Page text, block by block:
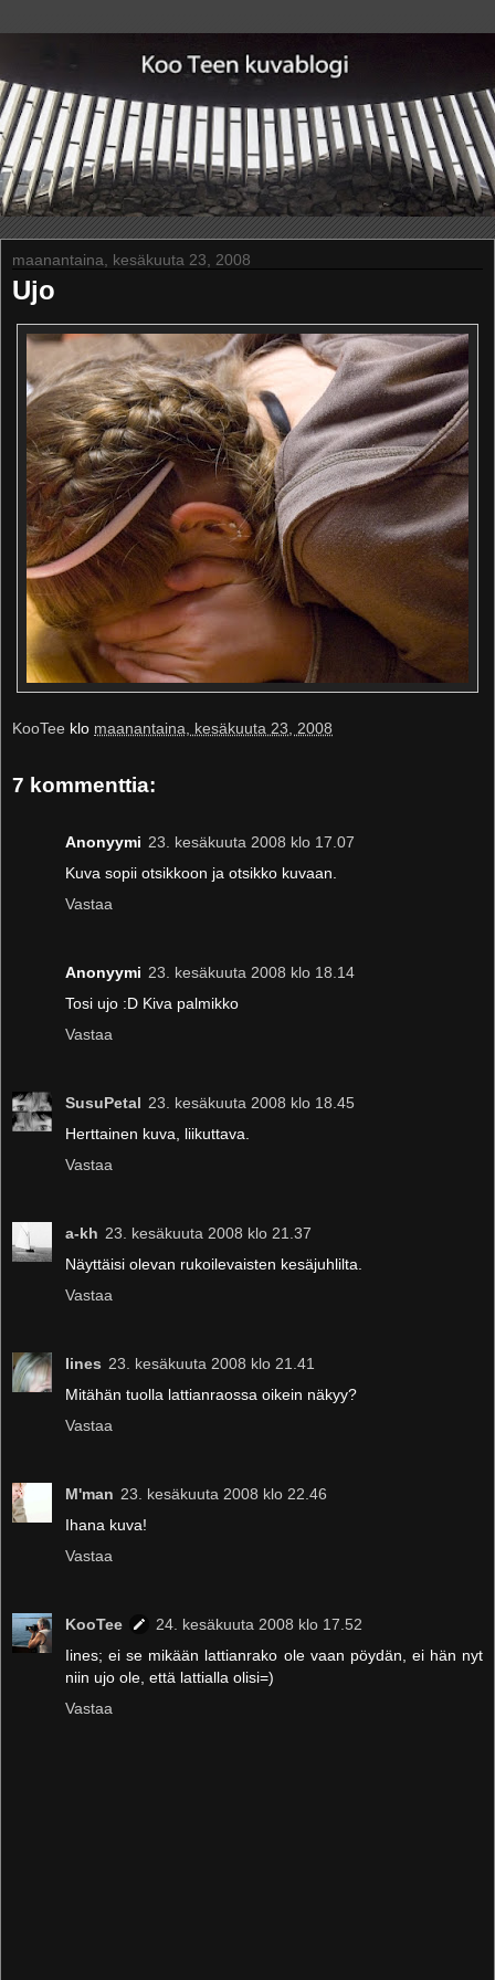
maanantaina, kesäkuuta 23, 2008
Ujo
KooTee klo maanantaina, kesäkuuta 23, 2008
7 kommenttia:
Anonyymi 23. kesäkuuta 2008 klo 17.07
Kuva sopii otsikkoon ja otsikko kuvaan.
Vastaa
Anonyymi 23. kesäkuuta 2008 klo 18.14
Tosi ujo :D Kiva palmikko
Vastaa
SusuPetal 23. kesäkuuta 2008 klo 18.45
Herttainen kuva, liikuttava.
Vastaa
a-kh 23. kesäkuuta 2008 klo 21.37
Näyttäisi olevan rukoilevaisten kesäjuhlilta.
Vastaa
Iines 23. kesäkuuta 2008 klo 21.41
Mitähän tuolla lattianraossa oikein näkyy?
Vastaa
M'man 23. kesäkuuta 2008 klo 22.46
Ihana kuva!
Vastaa
KooTee
24. kesäkuuta 2008 klo 17.52
Iines; ei se mikään lattianrako ole vaan pöydän, ei hän nyt
niin ujo ole, että lattialla olisi=)
Vastaa